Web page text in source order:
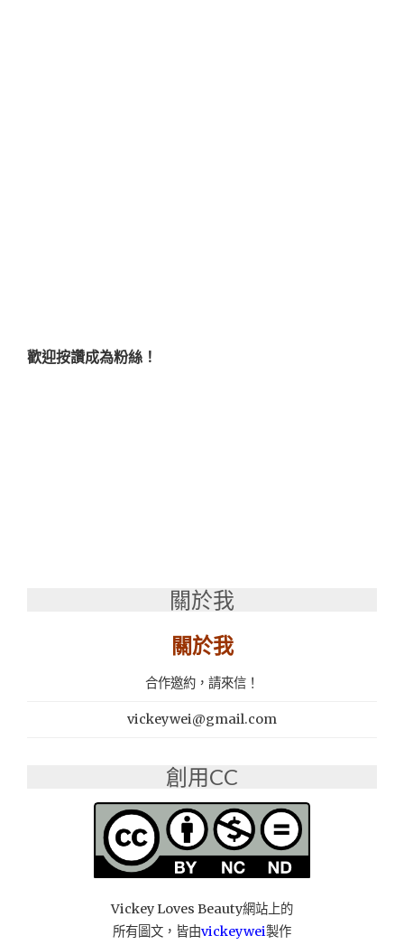
歡迎按讚成為粉絲！
關於我
關於我
合作邀約，請來信！
vickeywei@gmail.com
創用CC
Vickey Loves Beauty網站上的
所有圖文，皆由vickeywei製作